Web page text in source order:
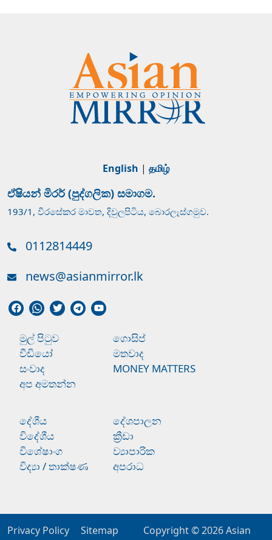
English | தமிழ்
ඒෂියන් මිරර් (පුද්ගලික) සමාගම.
193/1, වීරසේකර මාවත, දිවුලපිටිය, බොරලැස්ගමුව.
0112814449
news@asianmirror.lk
මුල් පිටුව
ගොසිප්
වීඩියෝ
මතවාද
සංවාද
MONEY MATTERS
අප අමතන්න
දේශීය
දේශපාලන
විදේශීය
ක්‍රීඩා
විශේෂාංග
ව්‍යාපාරික
විද්‍යා / තාක්ෂණ
අපරාධ
Privacy Policy Sitemap Copyright © 2026Asian